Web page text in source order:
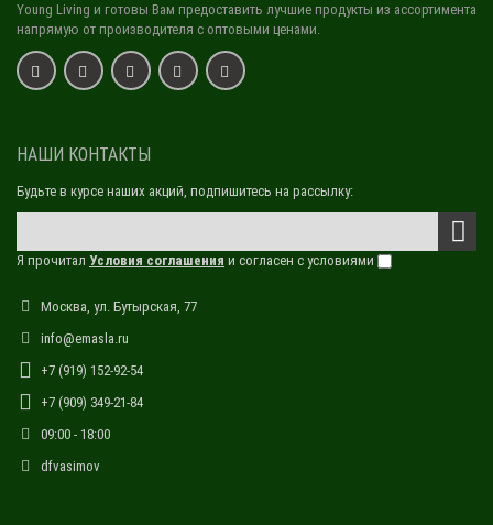
Young Living и готовы Вам предоставить лучшие продукты из ассортимента
напрямую от производителя с оптовыми ценами.
НАШИ КОНТАКТЫ
Будьте в курсе наших акций, подпишитесь на рассылку:
Я прочитал Условия соглашения и согласен с условиями
Москва, ул. Бутырская, 77
info@emasla.ru
+7 (919) 152-92-54
+7 (909) 349-21-84
09:00 - 18:00
dfvasimov